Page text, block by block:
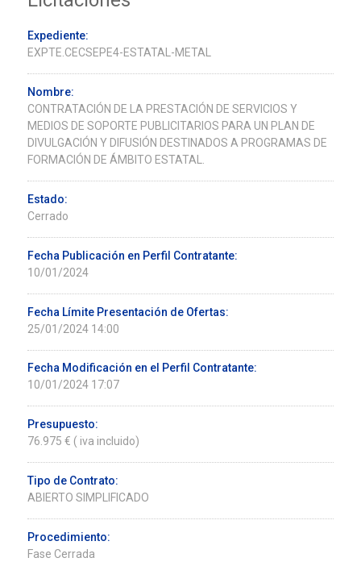
Expediente:
EXPTE.CECSEPE4-ESTATAL-METAL
Nombre:
CONTRATACIÓN DE LA PRESTACIÓN DE SERVICIOS Y
MEDIOS DE SOPORTE PUBLICITARIOS PARA UN PLAN DE
DIVULGACIÓN Y DIFUSIÓN DESTINADOS A PROGRAMAS DE
FORMACIÓN DE ÁMBITO ESTATAL.
Estado:
Cerrado
Fecha Publicación en Perfil Contratante:
10/01/2024
Fecha Límite Presentación de Ofertas:
25/01/2024 14:00
Fecha Modificación en el Perfil Contratante:
10/01/2024 17:07
Presupuesto:
76.975 € ( iva incluido)
Tipo de Contrato:
ABIERTO SIMPLIFICADO
Procedimiento:
Fase Cerrada